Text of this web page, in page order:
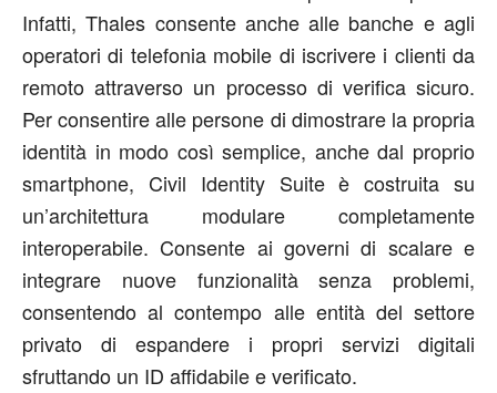
Infatti, Thales consente anche alle banche e agli
operatori di telefonia mobile di iscrivere i clienti da
remoto attraverso un processo di verifica sicuro.
Per consentire alle persone di dimostrare la propria
identità in modo così semplice, anche dal proprio
smartphone, Civil Identity Suite è costruita su
un’architettura modulare completamente
interoperabile. Consente ai governi di scalare e
integrare nuove funzionalità senza problemi,
consentendo al contempo alle entità del settore
privato di espandere i propri servizi digitali
sfruttando un ID affidabile e verificato.